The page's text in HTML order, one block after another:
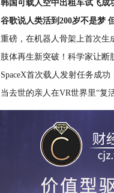
韩国可载人空中出租车试飞成
谷歌说人类活到200岁不是梦
重磅，在机器人骨架上首次生
肢体再生新突破！科学家让断
SpaceX首次载人发射任务成功
当去世的亲人在VR世界里“复